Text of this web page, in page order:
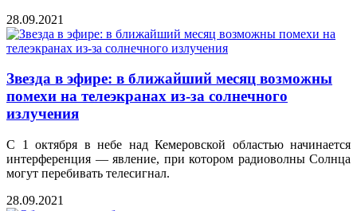
28.09.2021
Звезда в эфире: в ближайший месяц возможны
помехи на телеэкранах из-за солнечного
излучения
С 1 октября в небе над Кемеровской областью начинается
интерференция — явление, при котором радиоволны Солнца
могут перебивать телесигнал.
28.09.2021